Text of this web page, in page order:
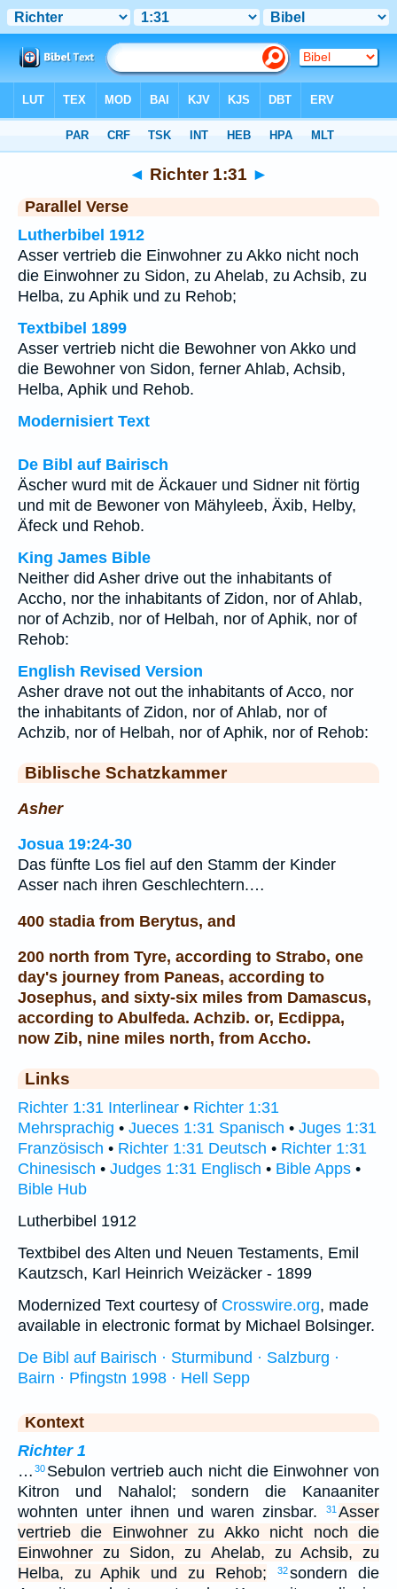
◄ Richter 1:31 ►
Parallel Verse
Lutherbibel 1912
Asser vertrieb die Einwohner zu Akko nicht noch
die Einwohner zu Sidon, zu Ahelab, zu Achsib, zu
Helba, zu Aphik und zu Rehob;
Textbibel 1899
Asser vertrieb nicht die Bewohner von Akko und
die Bewohner von Sidon, ferner Ahlab, Achsib,
Helba, Aphik und Rehob.
Modernisiert Text
De Bibl auf Bairisch
Äscher wurd mit de Äckauer und Sidner nit förtig
und mit de Bewoner von Mähyleeb, Äxib, Helby,
Äfeck und Rehob.
King James Bible
Neither did Asher drive out the inhabitants of
Accho, nor the inhabitants of Zidon, nor of Ahlab,
nor of Achzib, nor of Helbah, nor of Aphik, nor of
Rehob:
English Revised Version
Asher drave not out the inhabitants of Acco, nor
the inhabitants of Zidon, nor of Ahlab, nor of
Achzib, nor of Helbah, nor of Aphik, nor of Rehob:
Biblische Schatzkammer
Asher
Josua 19:24-30
Das fünfte Los fiel auf den Stamm der Kinder
Asser nach ihren Geschlechtern.…
400 stadia from Berytus, and
200 north from Tyre, according to Strabo, one
day's journey from Paneas, according to
Josephus, and sixty-six miles from Damascus,
according to Abulfeda. Achzib. or, Ecdippa,
now Zib, nine miles north, from Accho.
Links
Richter 1:31 Interlinear • Richter 1:31
Mehrsprachig • Jueces 1:31 Spanisch • Juges 1:31
Französisch • Richter 1:31 Deutsch • Richter 1:31
Chinesisch • Judges 1:31 Englisch • Bible Apps •
Bible Hub
Lutherbibel 1912
Textbibel des Alten und Neuen Testaments, Emil
Kautzsch, Karl Heinrich Weizäcker - 1899
Modernized Text courtesy of Crosswire.org, made
available in electronic format by Michael Bolsinger.
De Bibl auf Bairisch · Sturmibund · Salzburg ·
Bairn · Pfingstn 1998 · Hell Sepp
Kontext
Richter 1
… 30 Sebulon vertrieb auch nicht die Einwohner von
Kitron und Nahalol; sondern die Kanaaniter
wohnten unter ihnen und waren zinsbar.
31 Asser
vertrieb die Einwohner zu Akko nicht noch die
Einwohner zu Sidon, zu Ahelab, zu Achsib, zu
Helba, zu Aphik und zu Rehob;
32sondern die